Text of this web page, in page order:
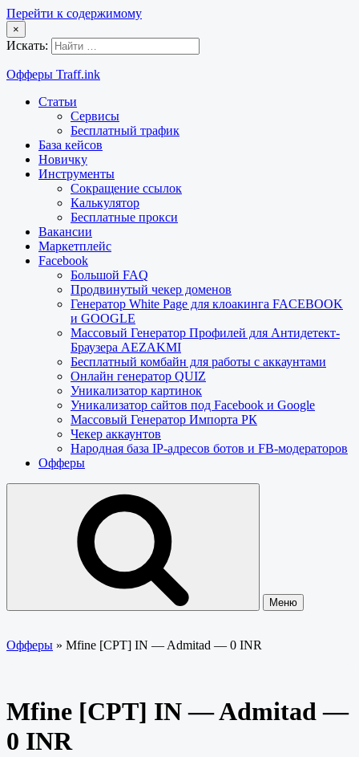
Перейти к содержимому
×
Искать:
Офферы Traff.ink
Статьи
Сервисы
Бесплатный трафик
База кейсов
Новичку
Инструменты
Сокращение ссылок
Калькулятор
Бесплатные прокси
Вакансии
Маркетплейс
Facebook
Большой FAQ
Продвинутый чекер доменов
Генератор White Page для клоакинга FACEBOOK
и GOOGLE
Массовый Генератор Профилей для Антидетект-
Браузера AEZAKMI
Бесплатный комбайн для работы с аккаунтами
Онлайн генератор QUIZ
Уникализатор картинок
Уникализатор сайтов под Facebook и Google
Массовый Генератор Импорта РК
Чекер аккаунтов
Народная база IP-адресов ботов и FB-модераторов
Офферы
Меню
Офферы » Mfine [CPT] IN — Admitad — 0 INR
Mfine [CPT] IN — Admitad —
0 INR